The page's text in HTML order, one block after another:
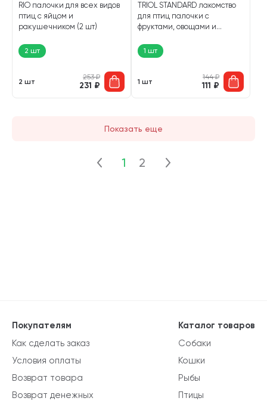
RIO палочки для всех видов
птиц с яйцом и
ракушечником (2 шт)
2 шт
2 шт
253₽
231 ₽
TRIOL STANDARD лакомство
для птиц палочки с
фруктами, овощами и
шт)1 шт
1 шт
144₽
111 ₽
Показать еще
1 2
Каталог товаров
Собаки
Кошки
Рыбы
Птицы
Покупателям
Как сделать заказ
Условия оплаты
Возврат товара
Возврат денежных